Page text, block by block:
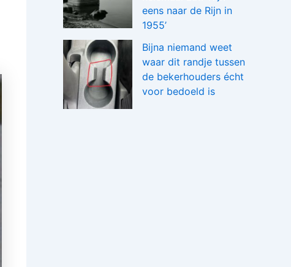
eens naar de Rijn in
1955’
Bijna niemand weet
waar dit randje tussen
de bekerhouders écht
voor bedoeld is